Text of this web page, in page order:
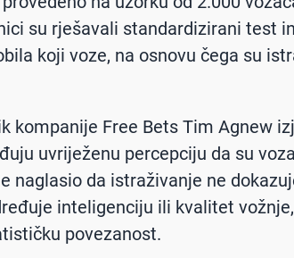
su rješavali standardizirani test
koji voze, na osnovu čega su
kompanije Free Bets Tim Agnew
uvriježenu percepciju da su
naglasio da istraživanje ne
inteligenciju ili kvalitet
povezanost.